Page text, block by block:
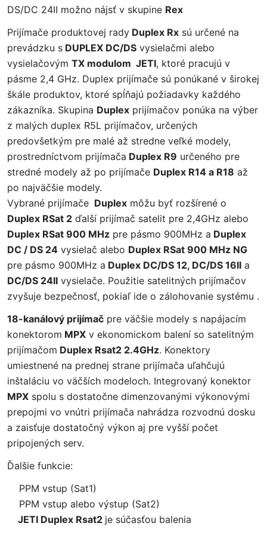
DS/DC 24II možno nájsť v skupine Rex
Prijímače produktovej rady Duplex Rx sú určené na
prevádzku s DUPLEX DC/DS vysielačmi alebo
vysielačovým TX modulom JETI, ktoré pracujú v
pásme 2,4 GHz. Duplex prijímače sú ponúkané v širokej
škále produktov, ktoré spĺňajú požiadavky každého
zákazníka. Skupina Duplex prijímačov ponúka na výber
z malých duplex R5L prijímačov, určených
predovšetkým pre malé až stredne veľké modely,
prostredníctvom prijímača Duplex R9 určeného pre
stredné modely až po prijímače Duplex R14 a R18 až
po najväčšie modely.
Vybrané prijímače Duplex môžu byť rozšírené o
Duplex RSat 2 ďalší prijímač satelit pre 2,4GHz alebo
Duplex RSat 900 MHz pre pásmo 900MHz a Duplex
DC / DS 24 vysielač alebo Duplex RSat 900 MHz NG
pre pásmo 900MHz a Duplex DC/DS 12, DC/DS 16II a
DC/DS 24II vysielače. Použitie satelitných prijímačov
zvyšuje bezpečnosť, pokiaľ ide o zálohovanie systému .
18-kanálový prijímač pre väčšie modely s napájacím
konektorom MPX v ekonomickom balení so satelitným
prijímačom Duplex Rsat2 2.4GHz. Konektory
umiestnené na prednej strane prijímača uľahčujú
inštaláciu vo väčších modeloch. Integrovaný konektor
MPX spolu s dostatočne dimenzovanými výkonovými
prepojmi vo vnútri prijímača nahrádza rozvodnú dosku
a zaisťuje dostatočný výkon aj pre vyšší počet
pripojených serv.
Ďalšie funkcie:
PPM vstup (Sat1)
PPM vstup alebo výstup (Sat2)
JETI Duplex Rsat2 je súčasťou balenia